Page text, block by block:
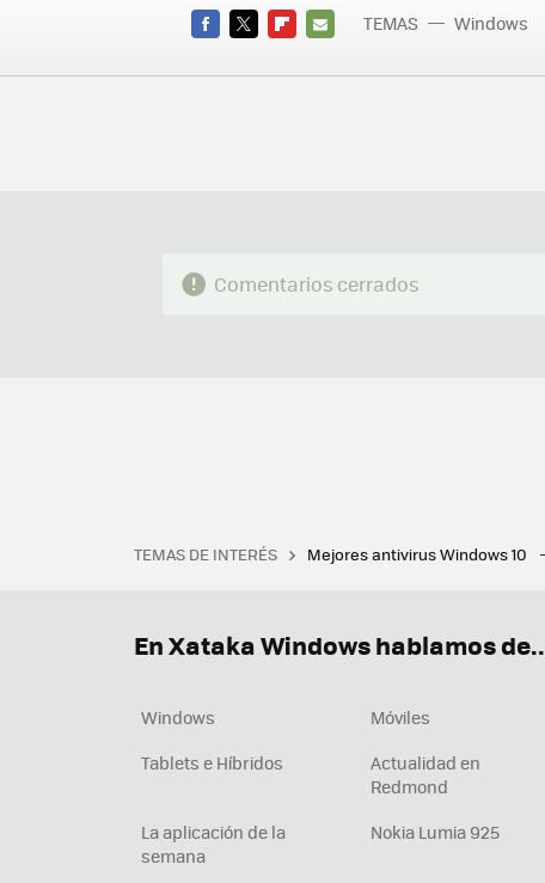
MAIL
TEMAS Windows
Comentarios cerrados
TEMAS DE INTERÉS Mejores antivirus Windows 10
En Xataka Windows hablamos
Windows Móviles
Tablets e Híbridos
Actualidad en
Redmond
La aplicación de la
semana
Nokia Lumia 925